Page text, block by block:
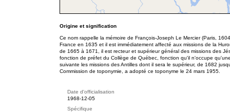
Origine et signification
Ce nom rappelle la mémoire de François-Joseph Le Mercier (Paris,
France en 1635 et il est immédiatement affecté aux missions de la
de 1665 à 1671, il est recteur et supérieur général des missions des
fonction de préfet du Collège de Québec, fonction qu'il n'occupe
suivante les missions des Antilles dont il sera le supérieur, de 1682
Commission de toponymie, a adopté ce toponyme le 24 mars 1955.
Date d'officialisation
1968-12-05
Spécifique